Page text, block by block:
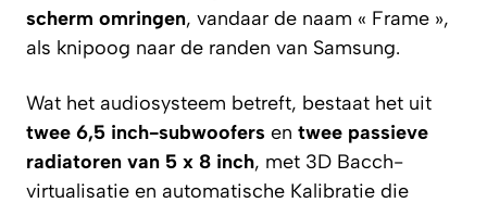
scherm omringen, vandaar de naam « Frame »,
als knipoog naar de randen van Samsung.
Wat het audiosysteem betreft, bestaat het uit
twee 6,5 inch-subwoofers en twee passieve
radiatoren van 5 x 8 inch, met 3D Bacch-
virtualisatie en automatische Kalibratie die